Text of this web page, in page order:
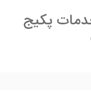
پکیج